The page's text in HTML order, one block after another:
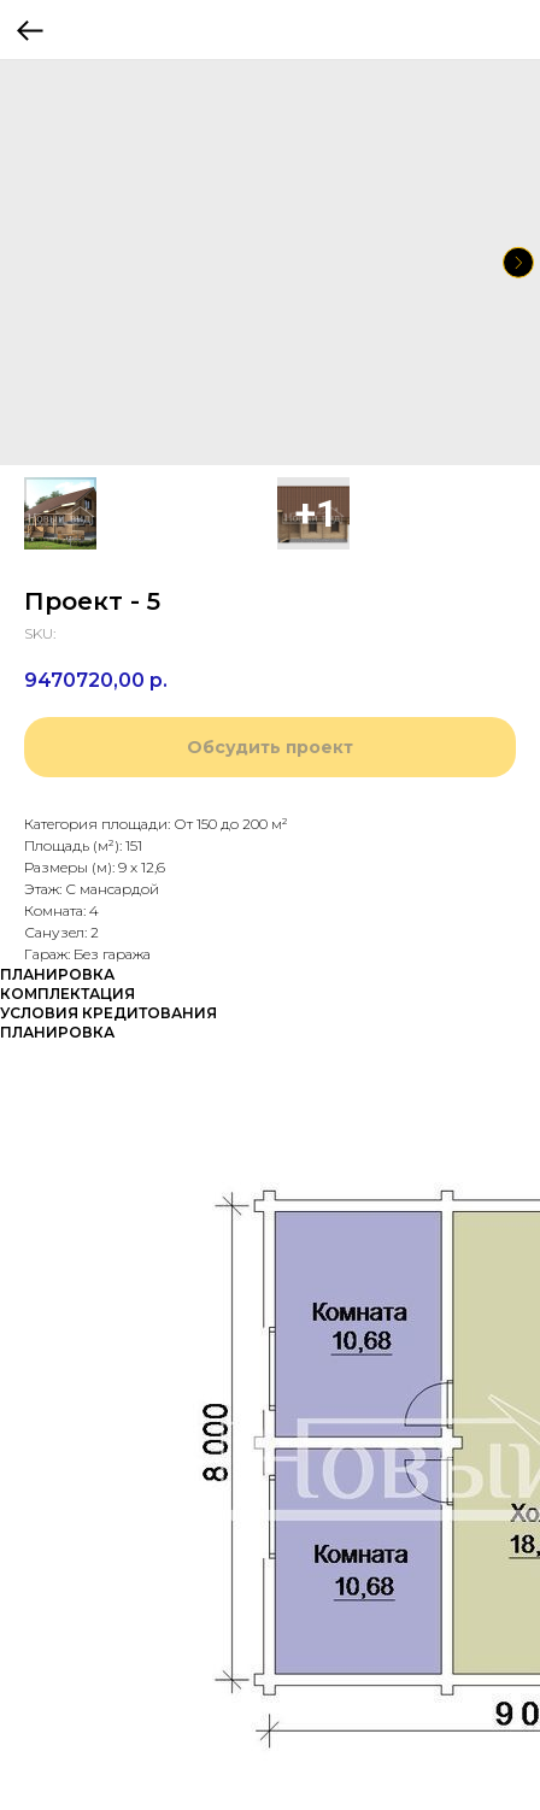
Проект - 5
SKU:
9470720,00 р.
Обсудить проект
Категория площади: От 150 до 200 м²
Площадь (м²): 151
Размеры (м): 9 х 12,6
Этаж: С мансардой
Комната: 4
Санузел: 2
Гараж: Без гаража
ПЛАНИРОВКА
КОМПЛЕКТАЦИЯ
УСЛОВИЯ КРЕДИТОВАНИЯ
ПЛАНИРОВКА